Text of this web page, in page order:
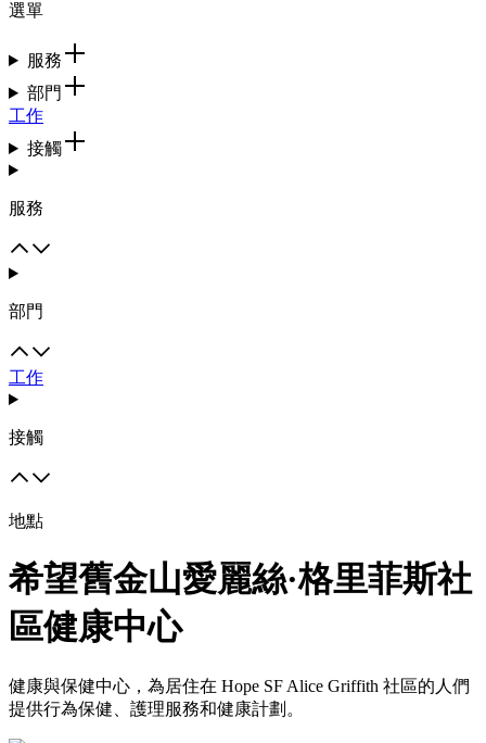
選單
服務
部門
工作
接觸
服務
部門
工作
接觸
地點
希望舊金山愛麗絲·格里菲斯社
區健康中心
健康與保健中心，為居住在 Hope SF Alice Griffith 社區的人們
提供行為保健、護理服務和健康計劃。